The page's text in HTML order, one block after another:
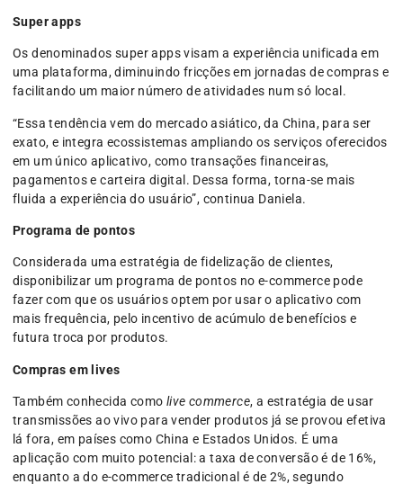
Super apps
Os denominados super apps visam a experiência unificada em
uma plataforma, diminuindo fricções em jornadas de compras e
facilitando um maior número de atividades num só local.
“Essa tendência vem do mercado asiático, da China, para ser
exato, e integra ecossistemas ampliando os serviços oferecidos
em um único aplicativo, como transações financeiras,
pagamentos e carteira digital. Dessa forma, torna-se mais
fluida a experiência do usuário”, continua Daniela.
Programa de pontos
Considerada uma estratégia de fidelização de clientes,
disponibilizar um programa de pontos no e-commerce pode
fazer com que os usuários optem por usar o aplicativo com
mais frequência, pelo incentivo de acúmulo de benefícios e
futura troca por produtos.
Compras em lives
Também conhecida como live commerce, a estratégia de usar
transmissões ao vivo para vender produtos já se provou efetiva
lá fora, em países como China e Estados Unidos. É uma
aplicação com muito potencial: a taxa de conversão é de 16%,
enquanto a do e-commerce tradicional é de 2%, segundo